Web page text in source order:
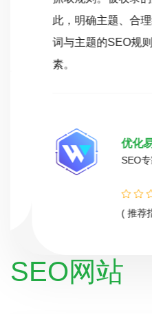
此，明确主题、合理结
词与主题的SEO规则创
素。
优化易
SEO专家
( 推荐指数
SEO网站